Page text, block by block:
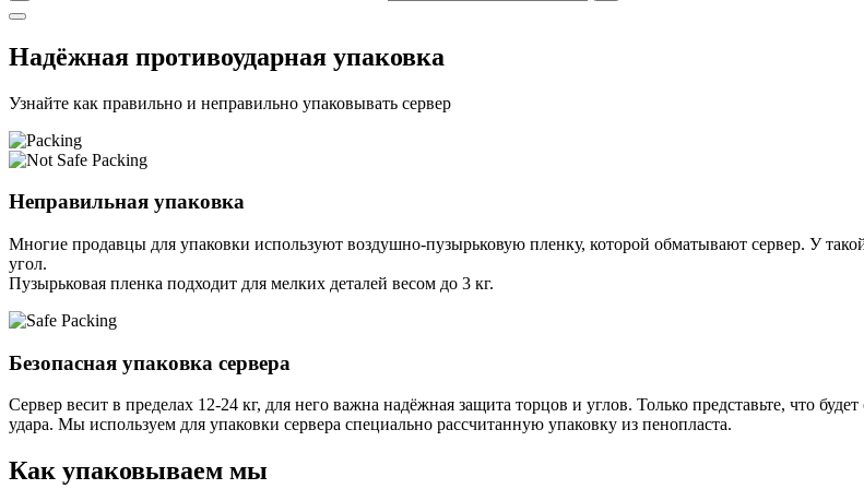
Надёжная противоударная упаковка
Узнайте как правильно и неправильно упаковывать сервер
Неправильная упаковка
Многие продавцы для упаковки используют воздушно-пузырьковую пленку, которой обматывают сервер. У
угол.
Пузырьковая пленка подходит для мелких деталей весом до 3 кг.
Безопасная упаковка сервера
Сервер весит в пределах 12-24 кг, для него важна надёжная защита торцов и углов. Только представьте, что
удара. Мы используем для упаковки сервера специально расcчитанную упаковку из пенопласта.
Как упаковываем мы